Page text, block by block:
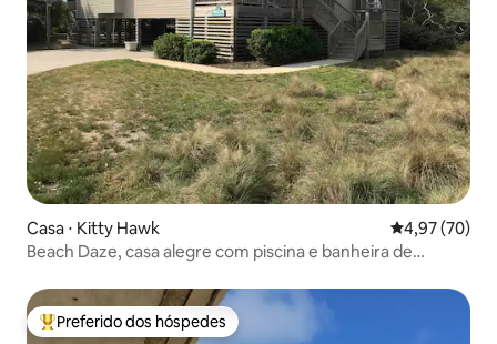
Casa ⋅ Kitty Hawk 4,97 de uma
4,97 (70)
Beach Daze, casa alegre com piscina e banheira de
Entre os melhores preferidos dos hóspedes
Preferido dos hóspedes